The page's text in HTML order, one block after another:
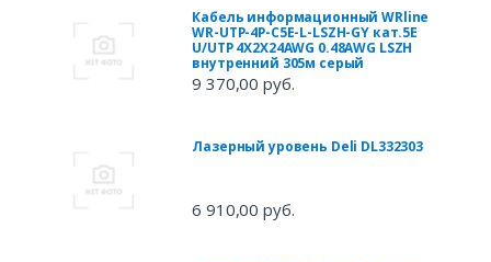
Кабель информационный WRline
WR-UTP-4P-C5E-L-LSZH-GY кат.5E
U/UTP 4X2X24AWG 0.48AWG LSZH
внутренний 305м серый
9 370,00 руб.
Лазерный уровень Deli DL332303
6 910,00 руб.